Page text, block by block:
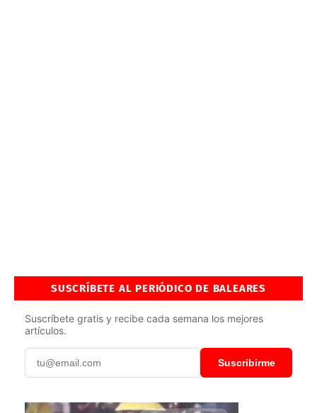
SUSCRÍBETE AL PERIÓDICO DE BALEARES
Suscríbete gratis y recibe cada semana los mejores
artículos.
Suscribirme